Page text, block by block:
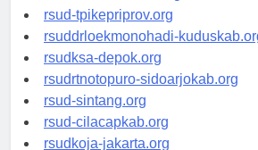
rsud-simeuluekab.org
rsud-tpikepriprov.org
rsuddrloekmonohadi-kuduskab.org
rsudksa-depok.org
rsudrtnotopuro-sidoarjokab.org
rsud-sintang.org
rsud-cilacapkab.org